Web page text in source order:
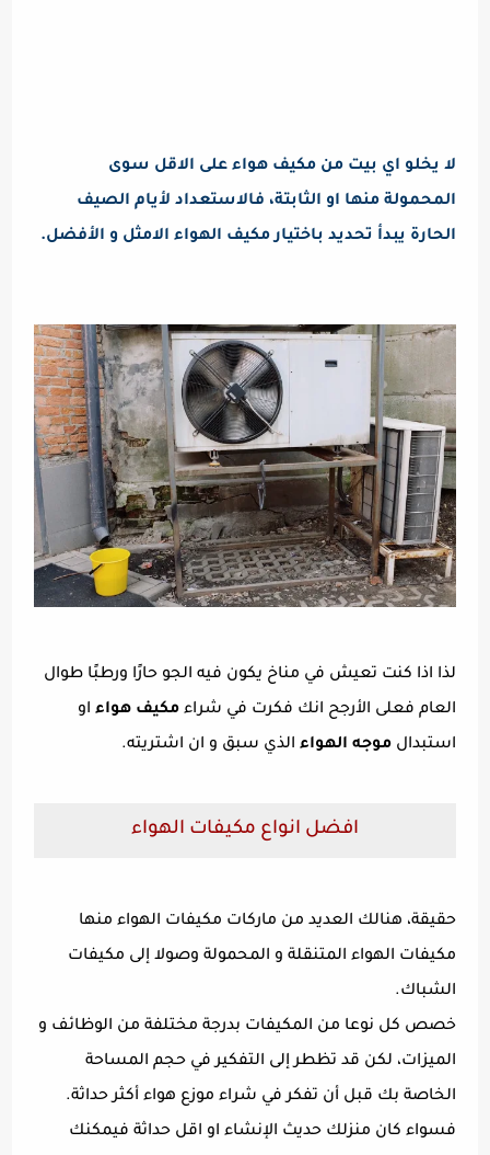
لا يخلو اي بيت من مكيف هواء على الاقل سوى
المحمولة منها او الثابتة، فالاستعداد لأيام الصيف
الحارة يبدأ تحديد باختيار مكيف الهواء الامثل و الأفضل.
لذا اذا كنت تعيش في مناخ يكون فيه الجو حارًا ورطبًا طوال
العام فعلى الأرجح انك فكرت في شراءمكيف هواء او
استبدالموجه الهواء الذي سبق و ان اشتريته.
افضل انواع مكيفات الهواء
حقيقة، هنالك العديد من ماركات مكيفات الهواء منها
مكيفات الهواء المتنقلة و المحمولة وصولا إلى مكيفات
الشباك.
خصص كل نوعا من المكيفات بدرجة مختلفة من الوظائف و
الميزات، لكن قد تظطر إلى التفكير في حجم المساحة
الخاصة بك قبل أن تفكر في شراء موزع هواء أكثر حداثة.
فسواء كان منزلك حديث الإنشاء او اقل حداثة فيمكنك